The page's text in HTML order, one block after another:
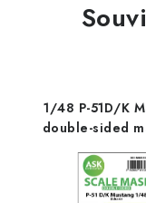
1/48 P-51D/K
double-sided
Eduard